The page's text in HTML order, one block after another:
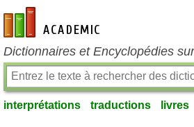
fr-academic.com
Dictionnaires et Encyclopédies
interprétations traductions livres